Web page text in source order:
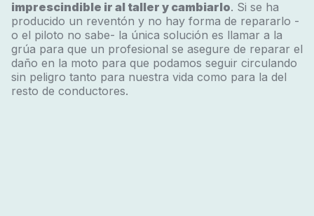
imprescindible ir al taller y cambiarlo. Si se ha
producido un reventón y no hay forma de repararlo -
o el piloto no sabe- la única solución es llamar a la
grúa para que un profesional se asegure de reparar el
daño en la moto para que podamos seguir circulando
sin peligro tanto para nuestra vida como para la del
resto de conductores.